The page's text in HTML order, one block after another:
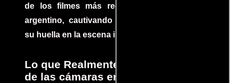
de los filmes más recomendados del cine
argentino, cautivando audiencias y dejando
su huella en la escena internacional.
Lo que Realmente Sucedió detrás
de las cámaras en Jurassic Park